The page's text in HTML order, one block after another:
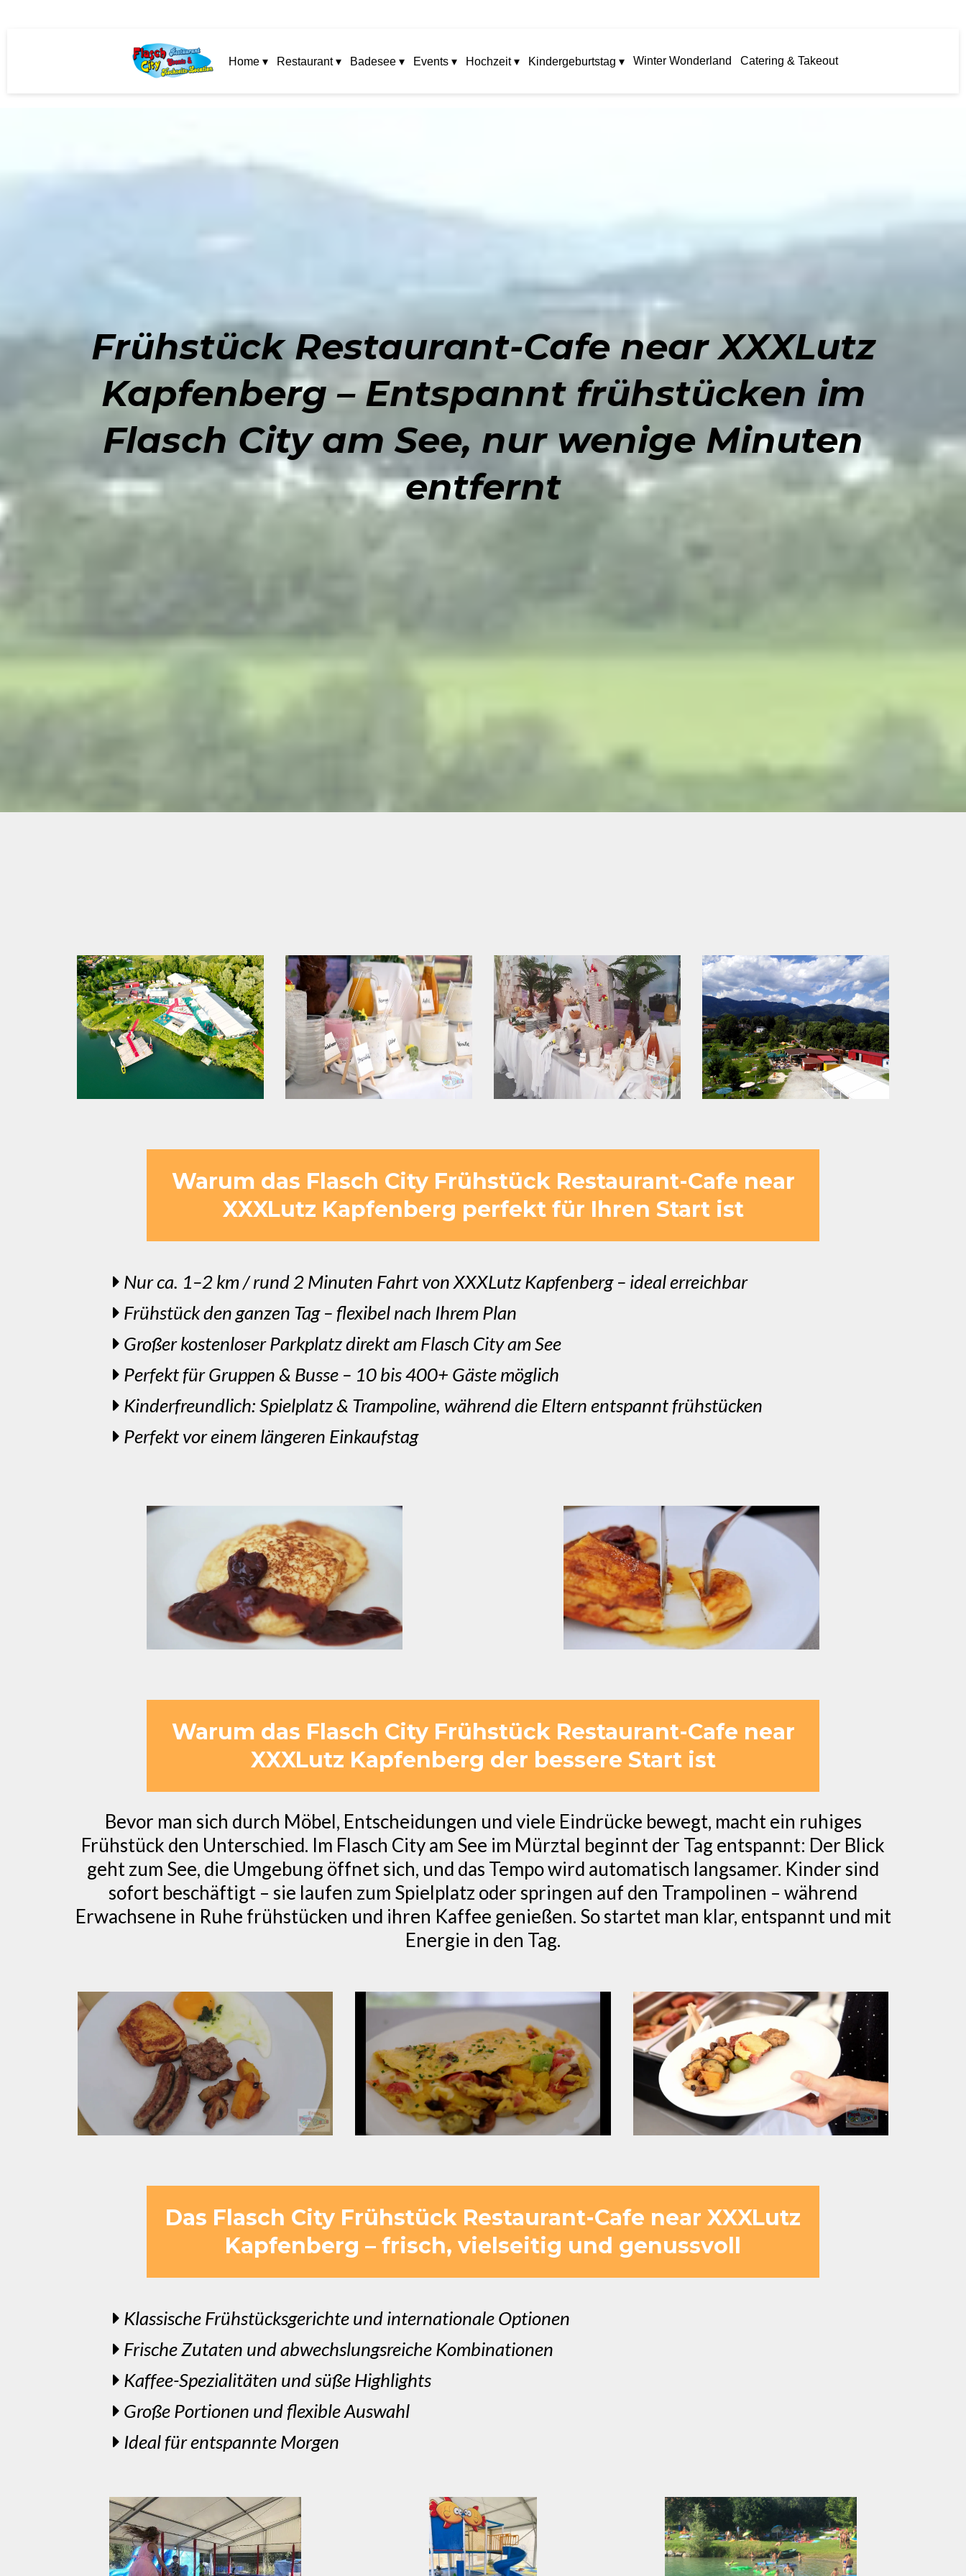
Home ▾ Restaurant ▾ Badesee ▾ Events ▾ Hochzeit ▾ Kindergeburtstag ▾ Winter Wonderland Catering & Takeout
Frühstück Restaurant-Cafe near XXXLutz
Kapfenberg – Entspannt frühstücken im
Flasch City am See, nur wenige Minuten
entfernt
Warum das Flasch City Frühstück Restaurant-Cafe near
XXXLutz Kapfenberg perfekt für Ihren Start ist
Nur ca. 1–2 km / rund 2 Minuten Fahrt von XXXLutz Kapfenberg – ideal erreichbar
Frühstück den ganzen Tag – flexibel nach Ihrem Plan
Großer kostenloser Parkplatz direkt am Flasch City am See
Perfekt für Gruppen & Busse – 10 bis 400+ Gäste möglich
Kinderfreundlich: Spielplatz & Trampoline, während die Eltern entspannt frühstücken
Perfekt vor einem längeren Einkaufstag
Warum das Flasch City Frühstück Restaurant-Cafe near
XXXLutz Kapfenberg der bessere Start ist
Bevor man sich durch Möbel, Entscheidungen und viele Eindrücke bewegt, macht ein ruhiges
Frühstück den Unterschied. Im Flasch City am See im Mürztal beginnt der Tag entspannt: Der Blick
geht zum See, die Umgebung öffnet sich, und das Tempo wird automatisch langsamer. Kinder sind
sofort beschäftigt – sie laufen zum Spielplatz oder springen auf den Trampolinen – während
Erwachsene in Ruhe frühstücken und ihren Kaffee genießen. So startet man klar, entspannt und mit
Energie in den Tag.
Das Flasch City Frühstück Restaurant-Cafe near XXXLutz
Kapfenberg – frisch, vielseitig und genussvoll
Klassische Frühstücksgerichte und internationale Optionen
Frische Zutaten und abwechslungsreiche Kombinationen
Kaffee-Spezialitäten und süße Highlights
Große Portionen und flexible Auswahl
Ideal für entspannte Morgen